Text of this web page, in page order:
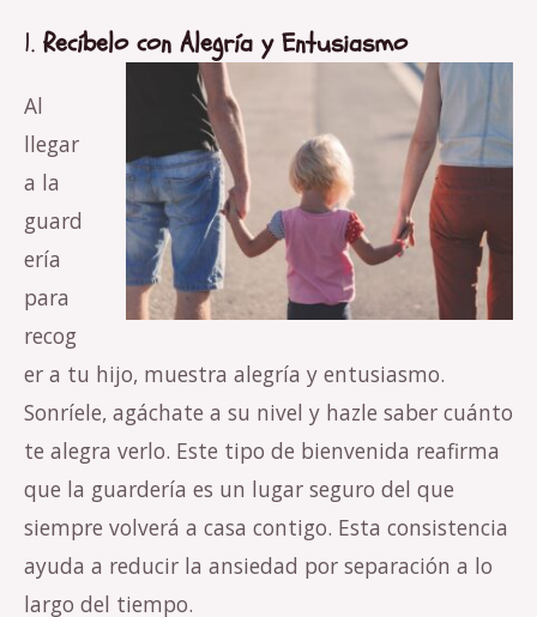
1. Recíbelo con Alegría y Entusiasmo
Al
llegar
a la
guard
ería
para
recog
er a tu hijo, muestra alegría y entusiasmo.
Sonríele, agáchate a su nivel y hazle saber cuánto
te alegra verlo. Este tipo de bienvenida reafirma
que la guardería es un lugar seguro del que
siempre volverá a casa contigo. Esta consistencia
ayuda a reducir la ansiedad por separación a lo
largo del tiempo.